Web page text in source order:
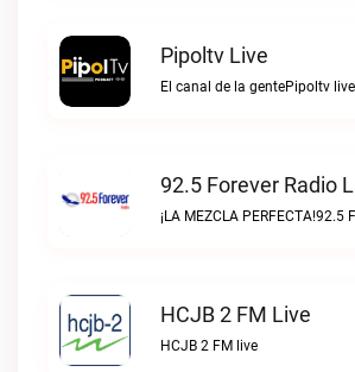
Pipoltv Live
El canal de la gentePipoltv live
92.5 Forever Radio
¡LA MEZCLA PERFECTA!92.5
HCJB 2 FM Live
HCJB 2 FM live